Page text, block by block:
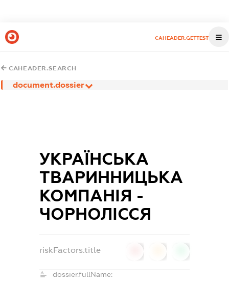
CAHEADER.GETTEST
CAHEADER.SEARCH
document.dossier
УКРАЇНСЬКА
ТВАРИННИЦЬКА
КОМПАНІЯ -
ЧОРНОЛІССЯ
riskFactors.title
dossier.fullName: